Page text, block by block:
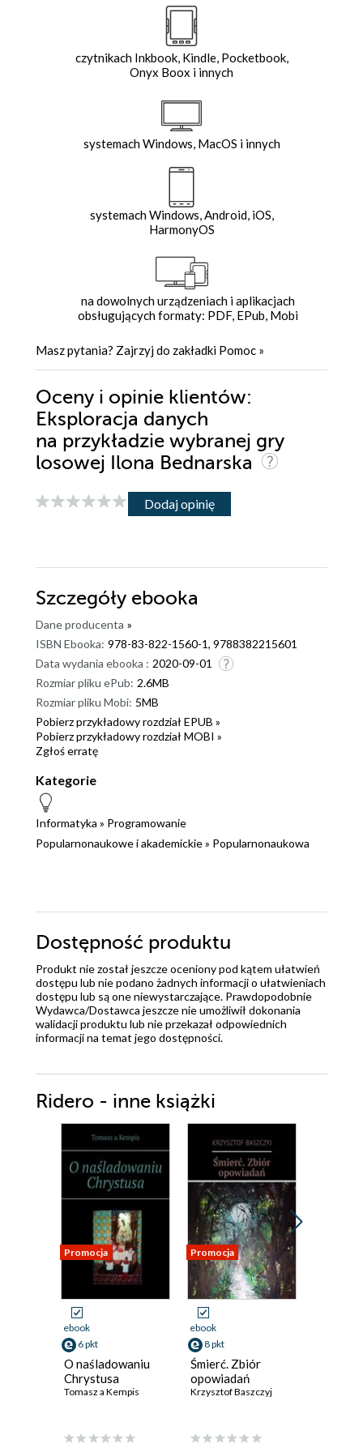
czytnikach Inkbook, Kindle, Pocketbook,
Onyx Boox i innych
systemach Windows, MacOS i innych
systemach Windows, Android, iOS,
HarmonyOS
na dowolnych urządzeniach i aplikacjach
obsługujących formaty: PDF, EPub, Mobi
Masz pytania? Zajrzyj do zakładki Pomoc »
Oceny i opinie klientów:
Eksploracja danych
na przykładzie wybranej gry
losowej Ilona Bednarska
Dodaj opinię
Szczegóły ebooka
Dane producenta »
ISBN Ebooka: 978-83-822-1560-1, 9788382215601
Data wydania ebooka : 2020-09-01
Rozmiar pliku ePub: 2.6MB
Rozmiar pliku Mobi: 5MB
Pobierz przykładowy rozdział EPUB »
Pobierz przykładowy rozdział MOBI »
Zgłoś erratę
Kategorie
Informatyka » Programowanie
Popularnonaukowe i akademickie» Popularnonaukowa
Dostępność produktu
Produkt nie został jeszcze oceniony pod kątem ułatwień
dostępu lub nie podano żadnych informacji o ułatwieniach
dostępu lub są one niewystarczające. Prawdopodobnie
Wydawca/Dostawca jeszcze nie umożliwił dokonania
walidacji produktu lub nie przekazał odpowiednich
informacji na temat jego dostępności.
Ridero - inne książki
Promocja
ebook
6 pkt
O naśladowaniu
Chrystusa
Tomasz a Kempis
Promocja
ebook
8 pkt
Śmierć. Zbiór
opowiadań
Krzysztof Baszczyj